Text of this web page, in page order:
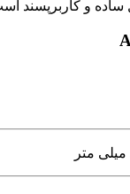
ساده و کاربرپسند